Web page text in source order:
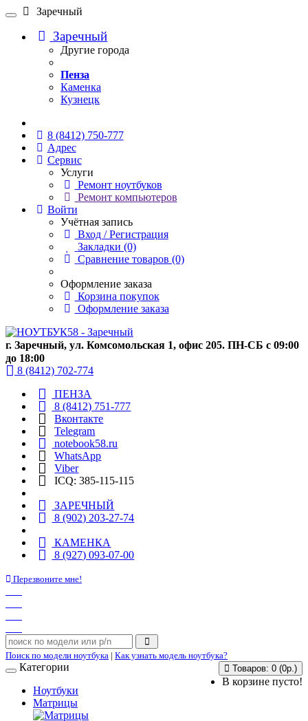
Заречный
Заречный
Другие города
Пенза
Каменка
Кузнецк
8 (8412) 750-777
Адрес
Сервис
Услуги
Ремонт ноутбуков
Ремонт компьютеров
Войти
Учётная запись
Вход / Регистрация
Закладки (0)
Сравнение товаров (0)
Оформление заказа
Корзина покупок
Оформление заказа
г. Заречный, ул. Комсомольская 1, офис 205. ПН-СБ с 09:00
до 18:00
8 (8412) 702-774
ПЕНЗА
8 (8412) 751-777
Вконтакте
Telegram
notebook58.ru
WhatsApp
Viber
ICQ: 385-115-115
ЗАРЕЧНЫЙ
8 (902) 203-27-74
КАМЕНКА
8 (927) 093-07-00
Перезвоните мне!
Поиск по модели ноутбука | Как узнать модель ноутбука?
Товаров: 0 (0р.)
В корзине пусто!
Категории
Ноутбуки
Матрицы